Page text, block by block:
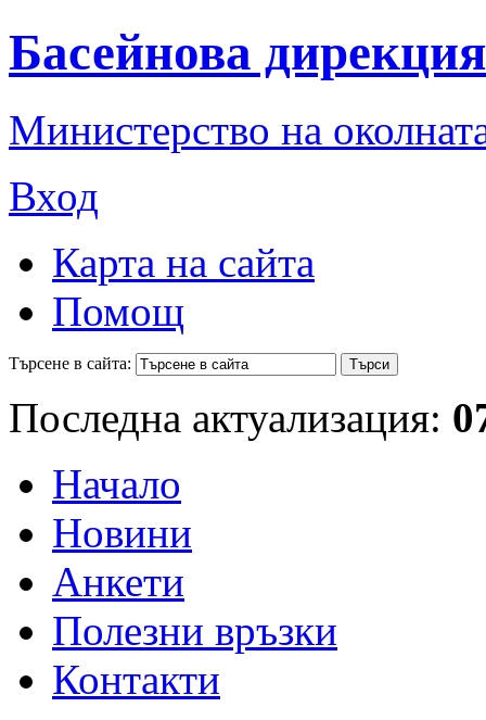
Басейнова
Министерство на
Вход
Карта на сайта
Помощ
Търсене в сайта:
Последна актуализация:
Начало
Новини
Анкети
Полезни връзки
Контакти